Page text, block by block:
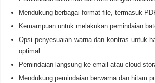
Mendukung berbagai format file, termasuk
Kemampuan untuk melakukan pemindaian
Opsi penyesuaian warna dan kontras untuk
optimal.
Pemindaian langsung ke email atau cloud
Mendukung pemindaian berwarna dan hitam